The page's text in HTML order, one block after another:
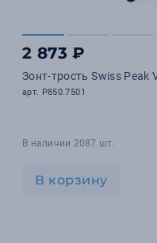
2 873 ₽
Зонт-трость Swiss Peak
арт. P850.7501
В наличии 2087 шт.
В корзину